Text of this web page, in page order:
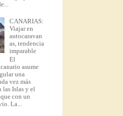
CANARIAS:
Viajar en
autocaravan
as, tendencia
imparable
El
asume
una
vez más
las Islas y el
con un
La...